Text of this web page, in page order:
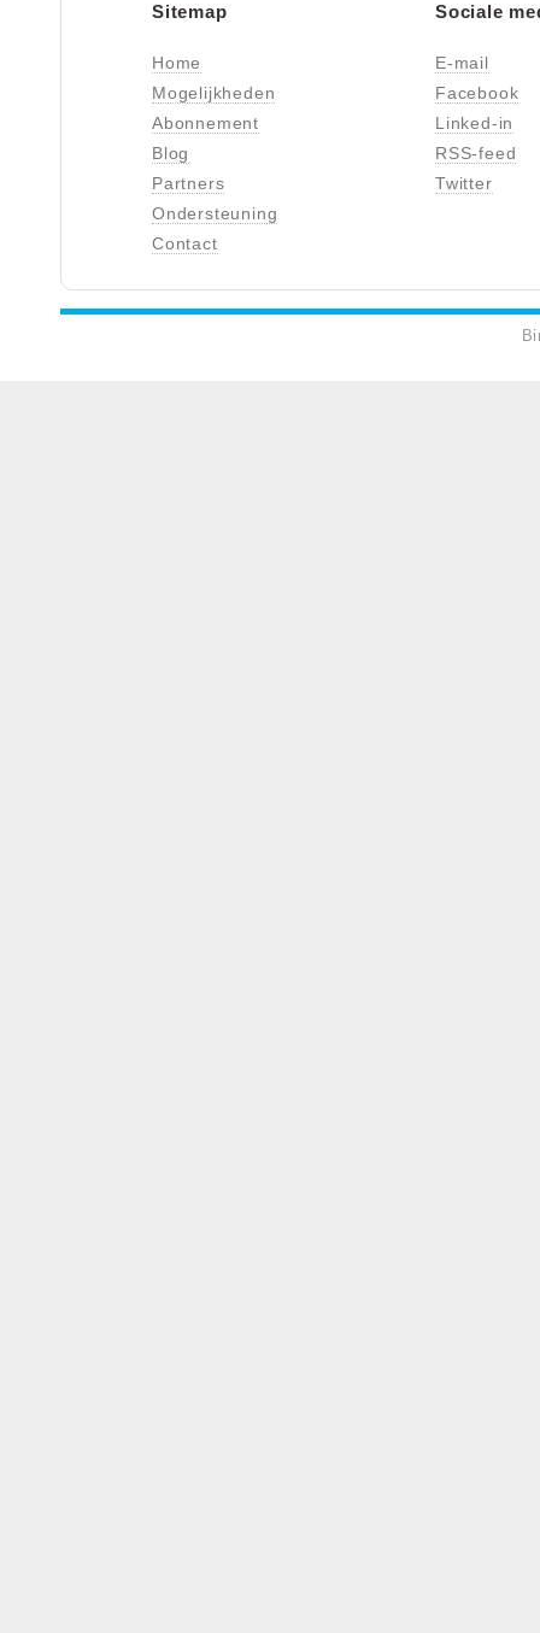
Sitemap
Home
Mogelijkheden
Abonnement
Blog
Partners
Ondersteuning
Contact
Sociale
E-mail
Facebook
Linked-in
RSS-feed
Twitter